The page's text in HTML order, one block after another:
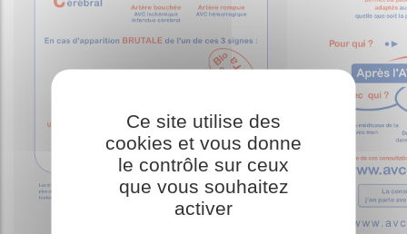
Ce site utilise des
cookies et vous donne
le contrôle sur ceux
que vous souhaitez
activer